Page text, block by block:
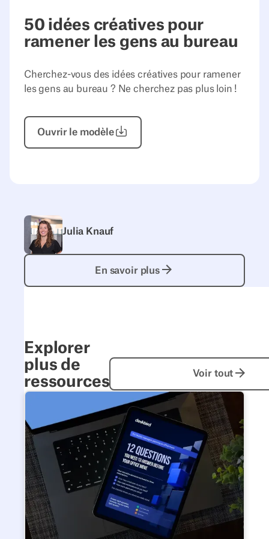
50 idées créatives pour
ramener les gens au bureau
Cherchez-vous des idées créatives pour ramener
les gens au bureau ? Ne cherchez pas plus loin !
Ouvrir le modèle
Julia Knauf
En savoir plus
Explorer
plus de
ressources
Voir tout
Posez-vous ces 12 questions avant de démenager de